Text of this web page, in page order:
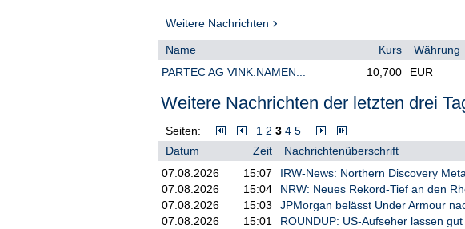
Zusammenarbeit zur Bereitstellung von KI.
exaQC AG verfügen über ein umfangreiches
Supercomputing und Mikroprozessoren sowie
basieren auf der jahrzehntelangen Entwicklung
Supercomputer bei ParTec, insbesondere für
künstlichen Intelligenz.
Die Klage zielt auf eine einstweilige Verfügung
verpflichtet, den Vertrieb von KI-wesentlichen
DGX-Produktportfolios in 18 patentgeschützten
unterlassen. Darüber hinaus werden unter
bisher durchgeführten Vertriebsaktivitäten
Über ParTec
Weitere Nachrichten
Name Kurs Währung
PARTEC AG VINK.NAMEN...
10,700 EUR
Weitere Nachrichten der letzten drei
Seiten: 1 2 3 4 5
Datum
Zeit
Nachrichtenüberschrift
07.08.2026
15:07
IRW-News: Northern Discovery
07.08.2026
15:04
NRW: Neues Rekord-Tief an den
07.08.2026
15:03
JPMorgan belässt Under Armour
07.08.2026
15:01
ROUNDUP: US-Aufseher lassen